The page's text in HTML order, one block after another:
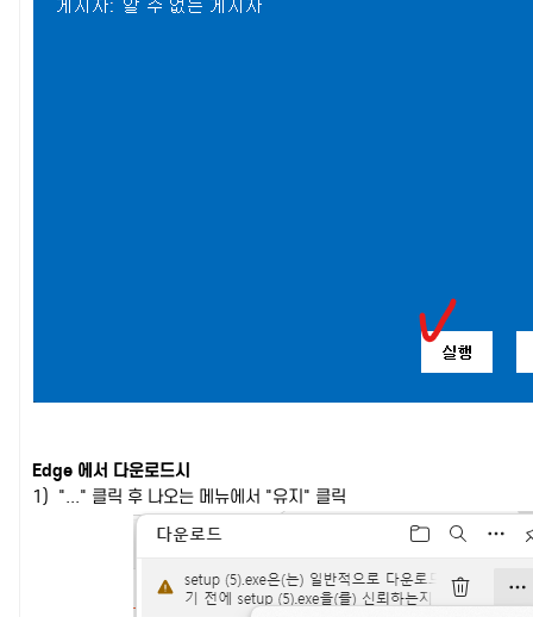
Edge 에서 다운로드시
1) "..." 클릭 후 나오는 메뉴에서 "유지" 클릭